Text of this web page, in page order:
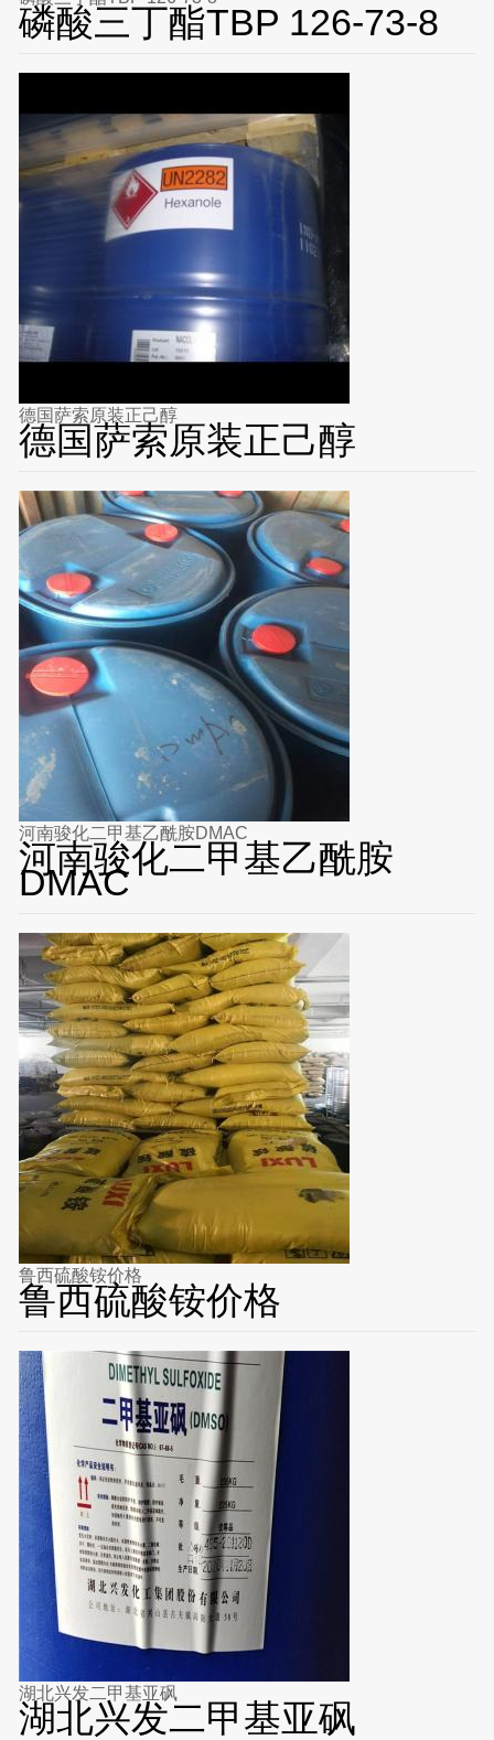
磷酸三丁酯TBP 126-73-8
德国萨索原装正己醇
德国萨索原装正己醇
河南骏化二甲基乙酰胺DMAC
河南骏化二甲基乙酰胺
DMAC
鲁西硫酸铵价格
鲁西硫酸铵价格
湖北兴发二甲基亚砜
湖北兴发二甲基亚砜